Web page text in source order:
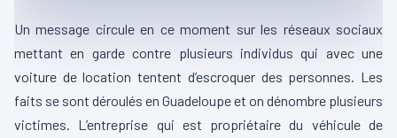
Un message circule en ce moment sur les réseaux sociaux
mettant en garde contre plusieurs individus qui avec une
voiture de location tentent d’escroquer des personnes. Les
faits se sont déroulés en Guadeloupe et on dénombre plusieurs
victimes. L’entreprise qui est propriétaire du véhicule de